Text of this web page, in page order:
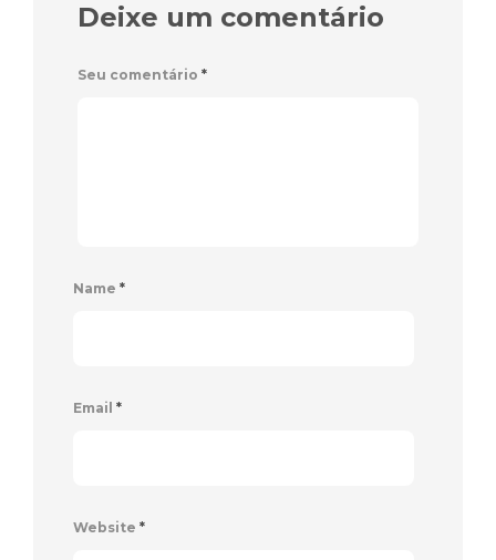
Deixe um comentário
Seu comentário *
Name *
Email *
Website *